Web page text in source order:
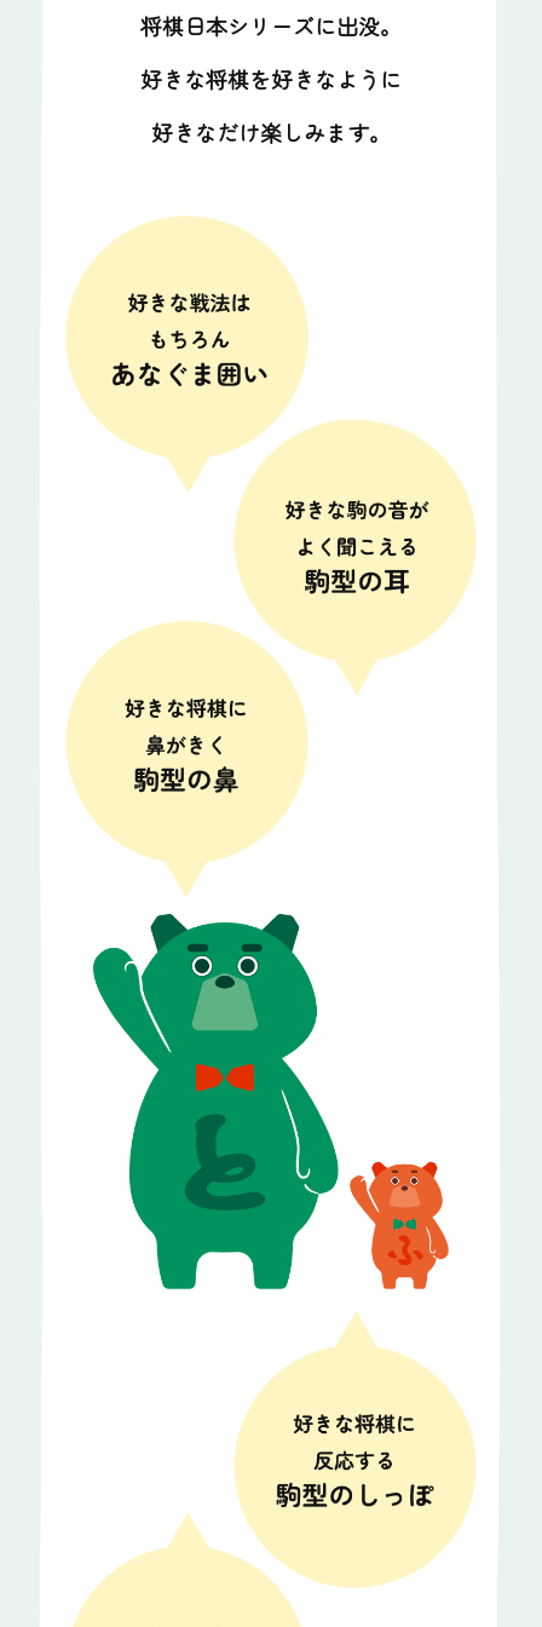
将棋日本シリーズに出没。
好きな将棋を好きなように
好きなだけ楽しみます。